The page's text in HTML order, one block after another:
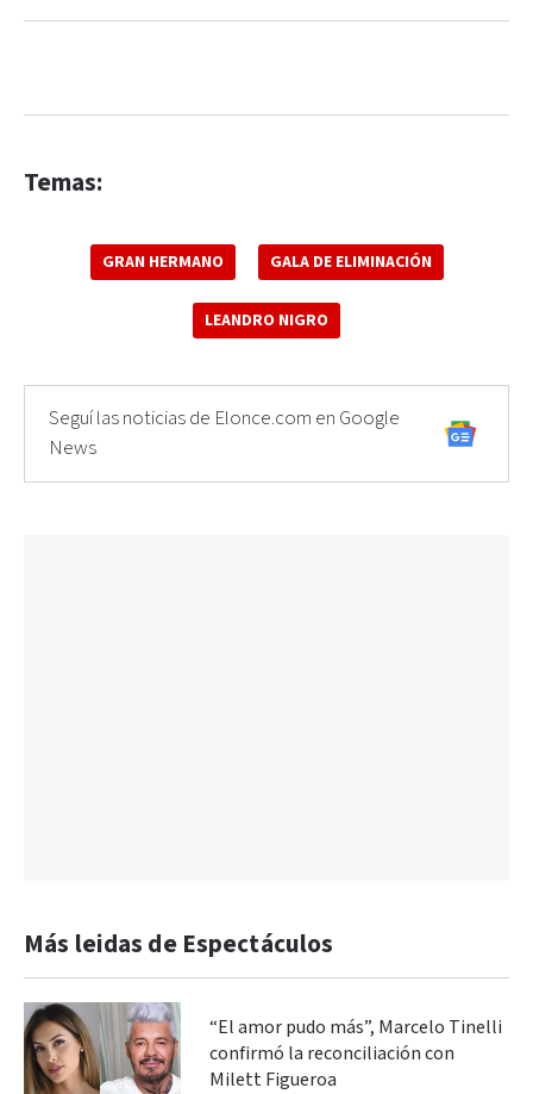
Temas:
GRAN HERMANO GALA DE ELIMINACIÓN
LEANDRO NIGRO
Seguí las noticias de Elonce.com en Google
News
Más leidas de Espectáculos
“El amor pudo más”, Marcelo Tinelli
confirmó la reconciliación con
Milett Figueroa